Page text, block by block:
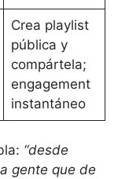
Crea playlist
pública y
compártela;
engagement
instantáneo
“desde
gente que de